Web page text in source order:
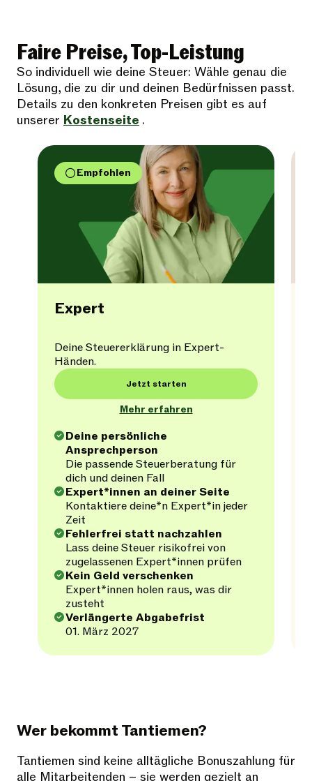
Faire Preise, Top-Leistung
So individuell wie deine Steuer: Wähle genau die
Lösung, die zu dir und deinen Bedürfnissen passt.
Details zu den konkreten Preisen gibt es auf
unserer Kostenseite .
Empfohlen
Expert
Deine Steuererklärung in Expert-
Händen.
Jetzt starten
Mehr erfahren
Deine persönliche
Ansprechperson
Die passende Steuerberatung für
dich und deinen Fall
Expert*innen an deiner Seite
Kontaktiere deine*n Expert*in jeder
Zeit
Fehlerfrei statt nachzahlen
Lass deine Steuer risikofrei von
zugelassenen Expert*innen prüfen
Kein Geld verschenken
Expert*innen holen raus, was dir
zusteht
Verlängerte Abgabefrist
01. März 2027
Wer bekommt Tantiemen?
Tantiemen sind keine alltägliche Bonuszahlung für
alle Mitarbeitenden – sie werden gezielt an